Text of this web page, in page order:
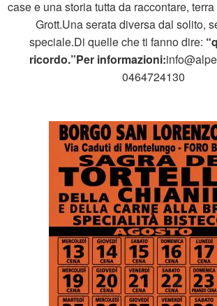
case e una storia tutta da raccontare,
Grott.Una serata diversa dal solito,
speciale.Di quelle che ti fanno dire:
ricordo.”Per informazioni:
0464724130